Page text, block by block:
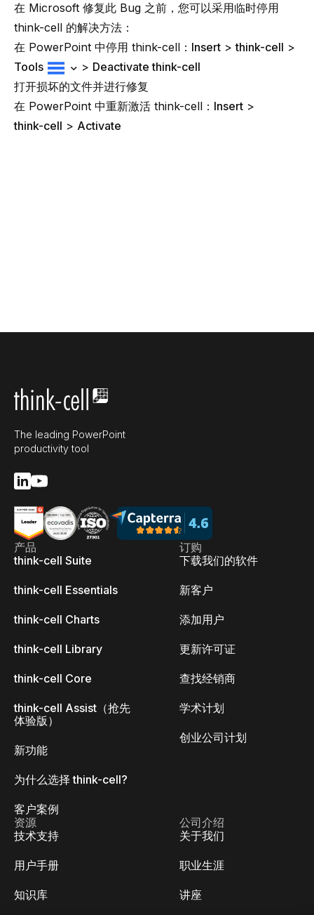
在 Microsoft 修复此 Bug 之前，您可以采用临时停用
think-cell 的解决方法：
在 PowerPoint 中停用 think-cell： Insert >think-cell >
Tools
> Deactivate think-cell
打开损坏的文件并进行修复
在 PowerPoint 中重新激活 think-cell： Insert >
think-cell > Activate
The leading PowerPoint
productivity tool
产品
think-cell Suite
think-cell Essentials
think-cell Charts
think-cell Library
think-cell Core
think-cell Assist（抢先
体验版）
新功能
为什么选择 think-cell?
客户案例
订购
下载我们的软件
新客户
添加用户
更新许可证
查找经销商
学术计划
创业公司计划
资源
技术支持
用户手册
知识库
公司介绍
关于我们
职业生涯
讲座